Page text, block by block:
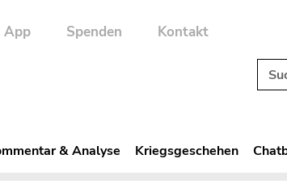
App Spenden Kontakt
& Analyse Kriegsgeschehen